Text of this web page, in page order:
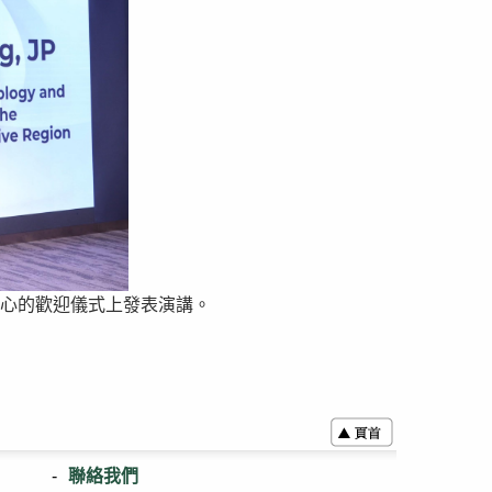
的歡迎儀式上發表演講。
聯絡我們